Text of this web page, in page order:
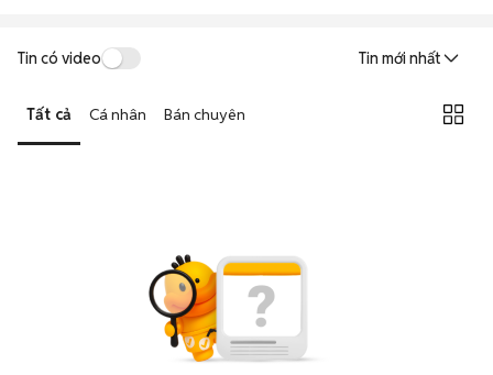
Tin có video Tin mới nhất
Tất cả Cá nhân Bán chuyên